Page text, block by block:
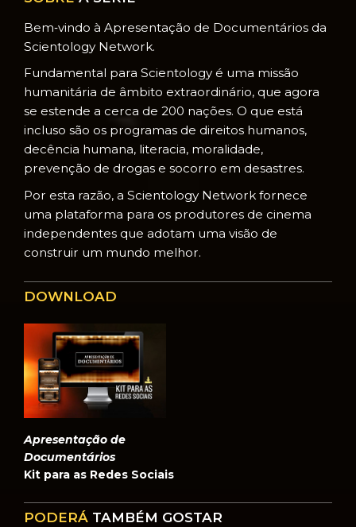
Bem‑vindo à Apresentação de Documentários da
Scientology Network.
Fundamental para Scientology é uma missão
humanitária de âmbito extraordinário, que agora
se estende a cerca de 200 nações. O que está
incluso são os programas de direitos humanos,
decência humana, literacia, moralidade,
prevenção de drogas e socorro em desastres.
Por esta razão, a Scientology Network fornece
uma plataforma para os produtores de cinema
independentes que adotam uma visão de
construir um mundo melhor.
DOWNLOAD
Apresentação de
Documentários
Kit para as Redes Sociais
PODERÁ TAMBÉM GOSTAR